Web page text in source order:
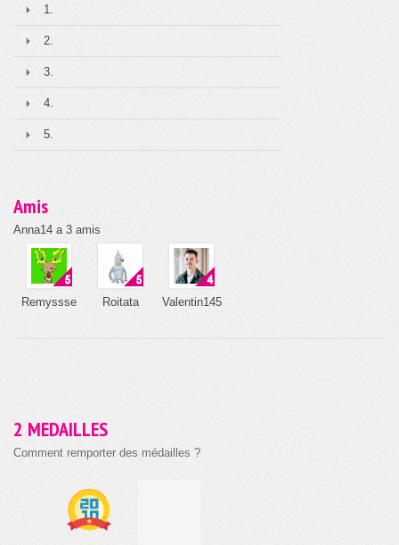
1.
2.
3.
4.
5.
Amis
Anna14 a 3 amis
Remyssse Roitata Valentin145
2 MEDAILLES
Comment remporter des médailles ?